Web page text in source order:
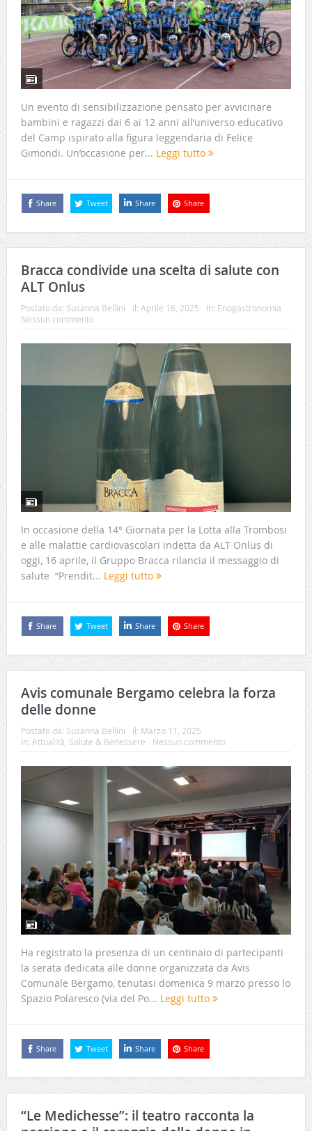
Un evento di sensibilizzazione pensato per avvicinare
bambini e ragazzi dai 6 ai 12 anni all’universo educativo
del Camp ispirato alla figura leggendaria di Felice
Gimondi. Un’occasione per... Leggi tutto
Share Tweet Share Share
Bracca condivide una scelta di salute con
ALT Onlus
Postato da: Susanna Bellini il: Aprile 16, 2025 In: Enogastronomia
Nessun commento
In occasione della 14° Giornata per la Lotta alla Trombosi
e alle malattie cardiovascolari indetta da ALT Onlus di
oggi, 16 aprile, il Gruppo Bracca rilancia il messaggio di
salute “Prendit... Leggi tutto
Share Tweet Share Share
Avis comunale Bergamo celebra la forza
delle donne
Postato da: Susanna Bellini il: Marzo 11, 2025
In: Attualità, Salute & Benessere Nessun commento
Ha registrato la presenza di un centinaio di partecipanti
la serata dedicata alle donne organizzata da Avis
Comunale Bergamo, tenutasi domenica 9 marzo presso lo
Spazio Polaresco (via del Po... Leggi tutto
Share Tweet Share Share
“Le Medichesse”: il teatro racconta la